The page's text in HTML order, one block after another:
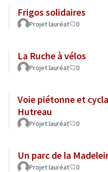
Frigos solidaires
Projet lauréat 0
La Ruche à vélos
Projet lauréat 0
Voie piétonne et
Hutreau
Projet lauréat 0
Un parc de la
Projet lauréat 0